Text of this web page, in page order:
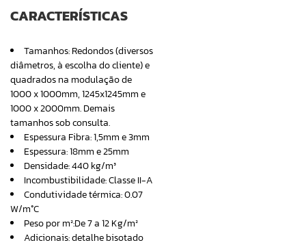
CARACTERÍSTICAS
Tamanhos: Redondos (diversos
diâmetros, à escolha do cliente) e
quadrados na modulação de
1000 x 1000mm,1245x1245mme
1000 x 2000mm. Demais
tamanhos sob consulta.
Espessura Fibra: 1,5mm e 3mm
Espessura: 18mm e 25mm
Densidade: 440 kg/m³
Incombustibilidade: Classe II-A
Condutividade térmica: 0.07
W/m°C
Peso por m²:De 7 a 12 Kg/m²
Adicionais: detalhe bisotado